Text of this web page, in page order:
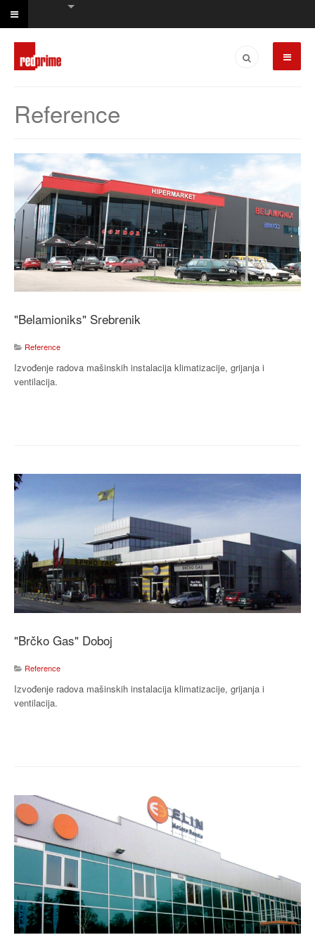
Reference
"Belamioniks" Srebrenik
Reference
Izvođenje radova mašinskih instalacija klimatizacije, grijanja i
ventilacija.
"Brčko Gas" Doboj
Reference
Izvođenje radova mašinskih instalacija klimatizacije, grijanja i
ventilacija.